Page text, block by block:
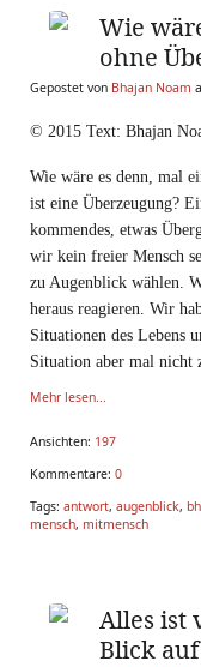
Wie
ohne
Gepostet von Bhajan Noam
© 2015 Text: Bhajan
Wie wäre es denn, mal
ist eine Überzeugung?
kommendes, etwas
wir kein freier Mensch
zu Augenblick wählen.
heraus reagieren. Wir
Situationen des Lebens
Situation aber mal nicht
Mehr lesen...
Ansichten: 197
Kommentare: 0
Tags: antwort, augenblick,
mensch, mitmensch
Alles ist
Blick